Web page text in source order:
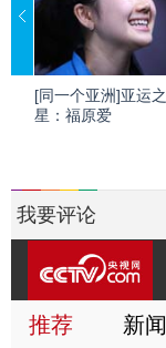
[同一个亚洲]亚运之
星：福原爱
我要评论